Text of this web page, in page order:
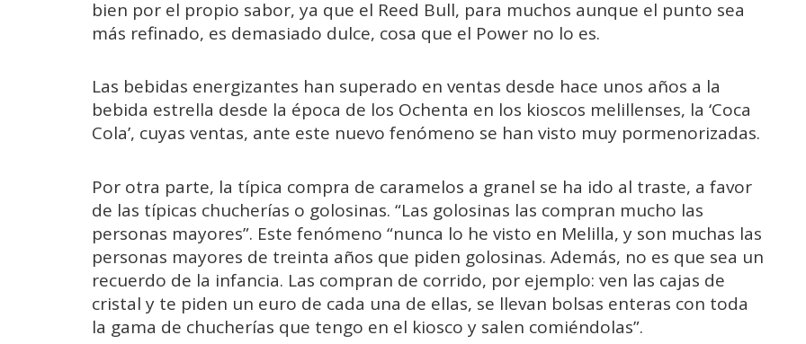
bien por el propio sabor, ya que el Reed Bull, para muchos aunque el punto sea
más refinado, es demasiado dulce, cosa que el Power no lo es.
Las bebidas energizantes han superado en ventas desde hace unos años a la
bebida estrella desde la época de los Ochenta en los kioscos melillenses, la ‘Coca
Cola’, cuyas ventas, ante este nuevo fenómeno se han visto muy pormenorizadas.
Por otra parte, la típica compra de caramelos a granel se ha ido al traste, a favor
de las típicas chucherías o golosinas. “Las golosinas las compran mucho las
personas mayores”. Este fenómeno “nunca lo he visto en Melilla, y son muchas las
personas mayores de treinta años que piden golosinas. Además, no es que sea un
recuerdo de la infancia. Las compran de corrido, por ejemplo: ven las cajas de
cristal y te piden un euro de cada una de ellas, se llevan bolsas enteras con toda
la gama de chucherías que tengo en el kiosco y salen comiéndolas”.